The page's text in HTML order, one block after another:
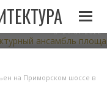
АНСАМБЛЬ
В МИНСКЕ
21.07.2022
на Приморском шоссе в